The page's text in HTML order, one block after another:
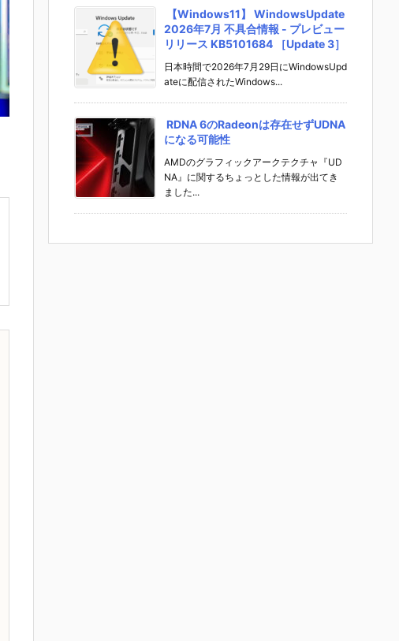
【Windows11】 WindowsUpdate
2026年7月 不具合情報 - プレビュー
リリース KB5101684 ［Update 3］
日本時間で2026年7月29日にWindowsUpd
ateに配信されたWindows...
RDNA 6のRadeonは存在せずUDNA
になる可能性
AMDのグラフィックアークテクチャ『UD
NA』に関するちょっとした情報が出てき
ました...